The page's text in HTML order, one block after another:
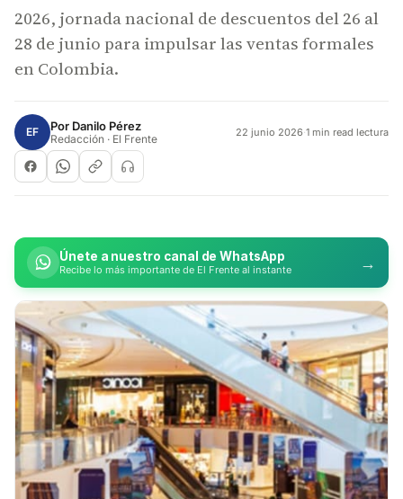
2026, jornada nacional de descuentos del 26 al
28 de junio para impulsar las ventas formales
en Colombia.
EF Por Danilo Pérez
Redacción · El Frente 22 junio 2026·1 min read lectura
Únete a nuestro canal de WhatsApp
Recibe lo más importante de El Frente al instante →